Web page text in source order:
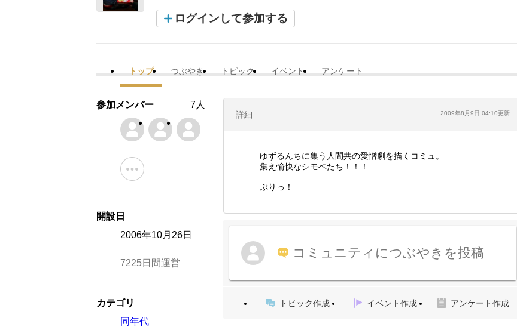
ログインして参加する
トップ つぶやき トピック イベント アンケート
詳細 2009年8月9日 04:10更新
ゆずるんちに集う人間共の愛憎劇を描くコミュ。
集え愉快なシモベたち！！！
ぶりっ！
コミュニティにつぶやきを投稿
トピック作成 イベント作成 アンケート作成
参加メンバー 7人
開設日
2006年10月26日
7225日間運営
カテゴリ
同年代